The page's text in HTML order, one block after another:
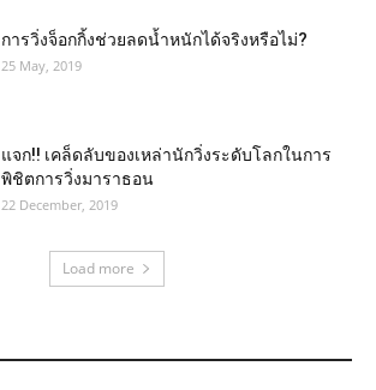
การวิ่งจ็อกกิ้งช่วยลดน้ำหนักได้จริงหรือไม่?
25 May, 2019
แจก!! เคล็ดลับของเหล่านักวิ่งระดับโลกในการ
พิชิตการวิ่งมาราธอน
22 December, 2019
Load more